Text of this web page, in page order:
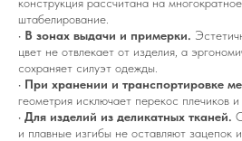
штабелирование.
• В зонах выдачи и примерки.
цвет не отвлекает от изделия, а
сохраняет силуэт одежды.
• При хранении и транспортировке
геометрия исключает перекос плечиков
• Для изделий из деликатных тканей.
и плавные изгибы не оставляют зацепок